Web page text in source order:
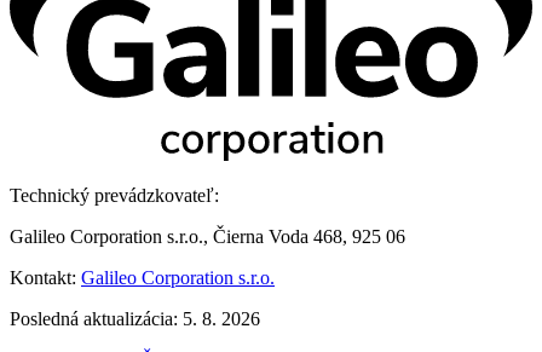
Technický prevádzkovateľ:
Galileo Corporation s.r.o., Čierna Voda 468, 925 06
Kontakt: Galileo Corporation s.r.o.
Posledná aktualizácia: 5. 8. 2026